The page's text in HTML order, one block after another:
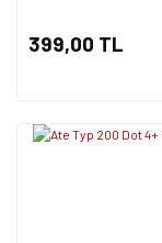
399,00 TL